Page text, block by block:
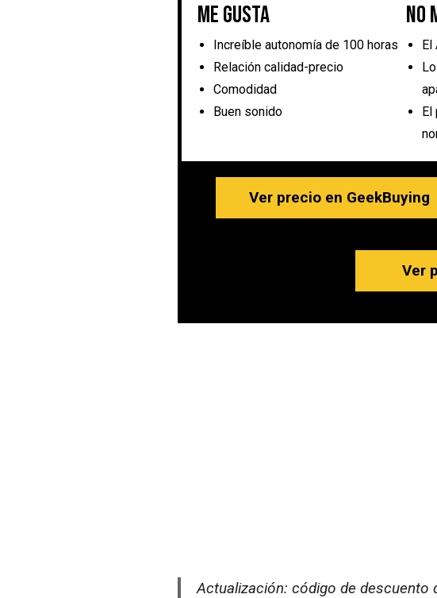
Me gusta
Increíble autonomía de 100 horas
Relación calidad-precio
Comodidad
Buen sonido
No
El
El
Ver precio en GeekBuying
Ver
Actualización: código de descuento